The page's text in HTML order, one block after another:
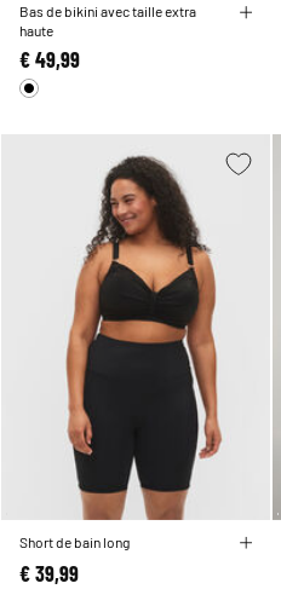
Bas de bikini avec taille extra
haute
€ 49,99
Short de bain long
€ 39,99